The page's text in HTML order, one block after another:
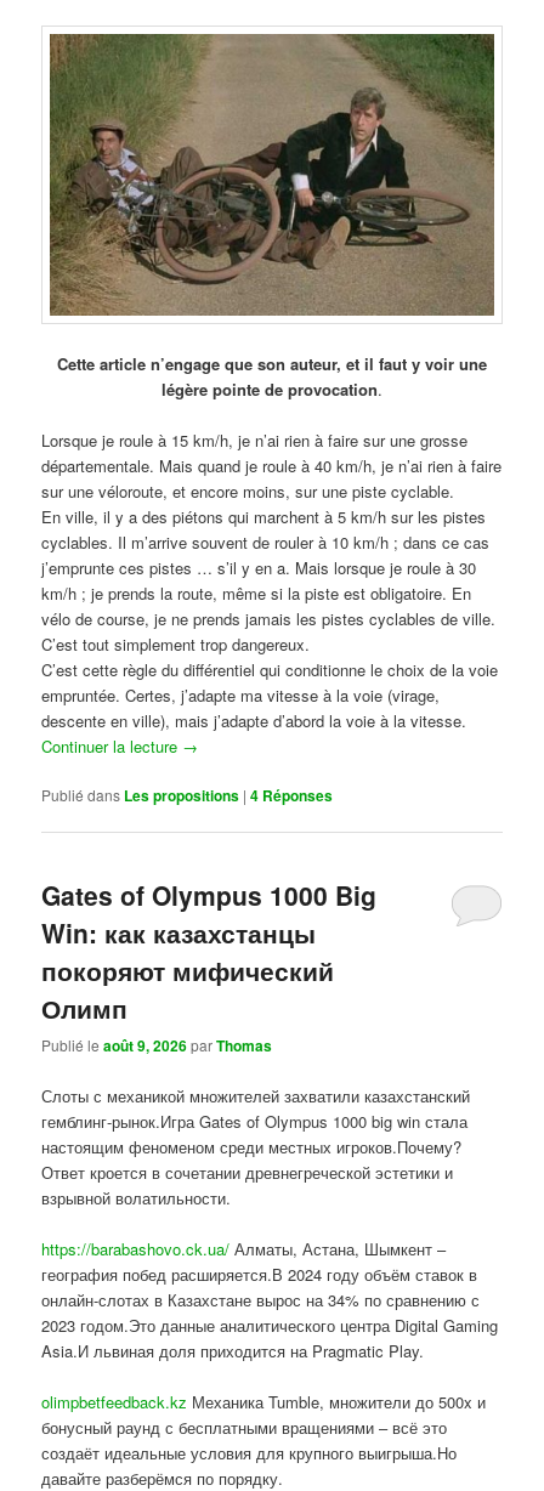
Cette article n’engage que son auteur, et il faut y voir une
légère pointe de provocation.
Lorsque je roule à 15 km/h, je n’ai rien à faire sur une grosse
départementale. Mais quand je roule à 40 km/h, je n’ai rien à faire
sur une véloroute, et encore moins, sur une piste cyclable.
En ville, il y a des piétons qui marchent à 5 km/h sur les pistes
cyclables. Il m’arrive souvent de rouler à 10 km/h ; dans ce cas
j’emprunte ces pistes … s’il y en a. Mais lorsque je roule à 30
km/h ; je prends la route, même si la piste est obligatoire. En
vélo de course, je ne prends jamais les pistes cyclables de ville.
C’est tout simplement trop dangereux.
C’est cette règle du différentiel qui conditionne le choix de la voie
empruntée. Certes, j’adapte ma vitesse à la voie (virage,
descente en ville), mais j’adapte d’abord la voie à la vitesse.
Continuer la lecture →
Publié dans Les propositions |4 Réponses
Gates of Olympus 1000 Big
Win: как казахстанцы
покоряют мифический
Олимп
Publié leaoût 9, 2026parThomas
Слоты с механикой множителей захватили казахстанский
гемблинг-рынок.Игра Gates of Olympus 1000 big win стала
настоящим феноменом среди местных игроков.Почему?
Ответ кроется в сочетании древнегреческой эстетики и
взрывной волатильности.
https://barabashovo.ck.ua/ Алматы, Астана, Шымкент –
география побед расширяется.В 2024 году объём ставок в
онлайн-слотах в Казахстане вырос на 34% по сравнению с
2023 годом.Это данные аналитического центра Digital Gaming
Asia.И львиная доля приходится на Pragmatic Play.
olimpbetfeedback.kz Механика Tumble, множители до 500x и
бонусный раунд с бесплатными вращениями – всё это
создаёт идеальные условия для крупного выигрыша.Но
давайте разберёмся по порядку.